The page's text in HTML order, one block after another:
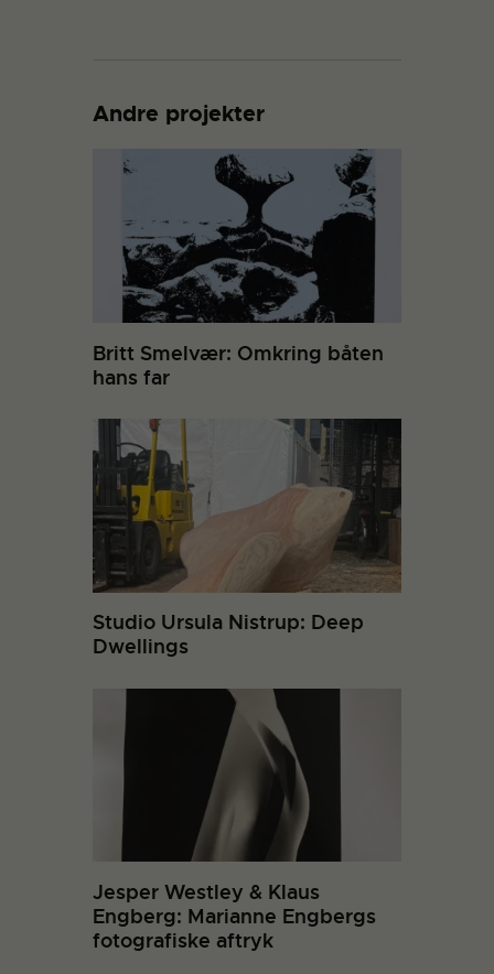
Andre projekter
Britt Smelvær: Omkring båten
hans far
Studio Ursula Nistrup: Deep
Dwellings
Jesper Westley & Klaus
Engberg: Marianne Engbergs
fotografiske aftryk